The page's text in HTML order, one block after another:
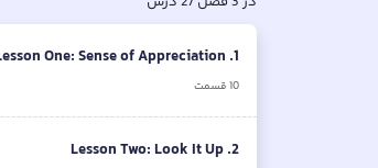
1. Lesson One: Sense of Appreciation
10قسمت
2. Lesson Two: Look It Up